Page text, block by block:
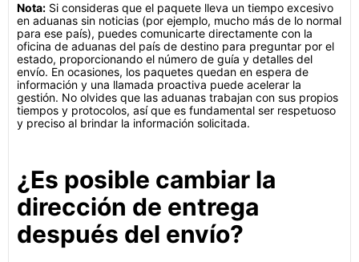
Nota: Si consideras que el paquete lleva un tiempo excesivo
en aduanas sin noticias (por ejemplo, mucho más de lo normal
para ese país), puedes comunicarte directamente con la
oficina de aduanas del país de destino para preguntar por el
estado, proporcionando el número de guía y detalles del
envío. En ocasiones, los paquetes quedan en espera de
información y una llamada proactiva puede acelerar la
gestión. No olvides que las aduanas trabajan con sus propios
tiempos y protocolos, así que es fundamental ser respetuoso
y preciso al brindar la información solicitada.
¿Es posible cambiar la
dirección de entrega
después del envío?